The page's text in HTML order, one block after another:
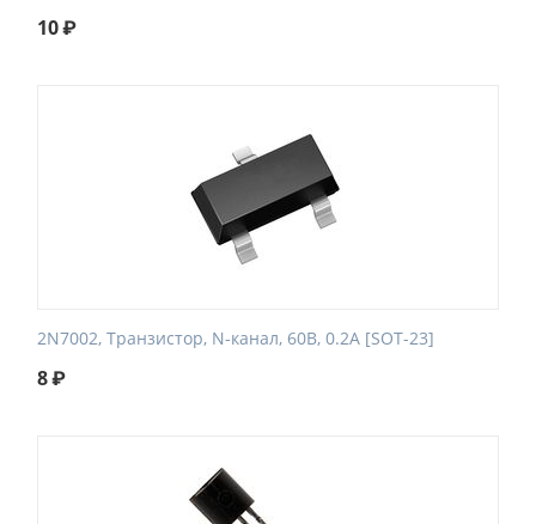
10₽
2N7002, Транзистор, N-канал, 60В, 0.2А [SOT-23]
8₽